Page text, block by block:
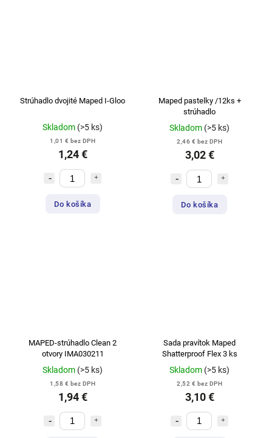
Strúhadlo dvojité Maped I-Gloo
Skladom (>5 ks)
1,01 € bez DPH
1,24 €
Do košíka
Maped pastelky /12ks +
strúhadlo
Skladom (>5 ks)
2,46 € bez DPH
3,02 €
Do košíka
MAPED-strúhadlo Clean 2
otvory IMA030211
Skladom (>5 ks)
1,58 € bez DPH
1,94 €
Sada pravítok Maped
Shatterproof Flex 3 ks
Skladom (>5 ks)
2,52 € bez DPH
3,10 €